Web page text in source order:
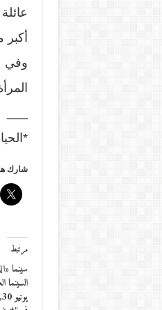
وفي
شارك
مرتبط
سينما
السينما
يونيو 30, 2016